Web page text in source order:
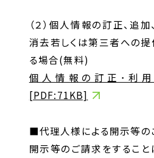
（２）個人情報の訂正、追
消去若しくは第三者への
る場合(無料)
個人情報の訂正･利
[PDF:71KB]
■代理人様による開示等の
開示等のご請求をするこ